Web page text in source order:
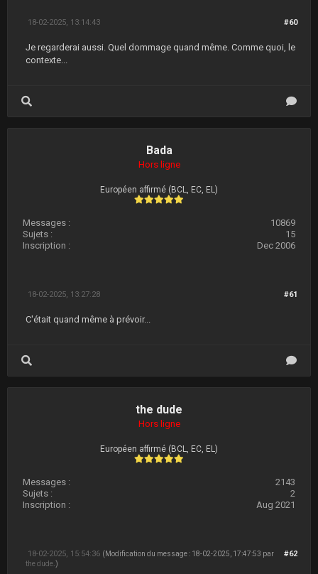
#60
18-02-2025, 13:14:43
Je regarderai aussi. Quel dommage quand même. Comme quoi, le
contexte...
Bada
Hors ligne
Européen affirmé (BCL, EC, EL)
Messages :
10869
Sujets :
15
Inscription :
Dec 2006
#61
18-02-2025, 13:27:28
C'était quand même à prévoir...
the dude
Hors ligne
Européen affirmé (BCL, EC, EL)
Messages :
2143
Sujets :
2
Inscription :
Aug 2021
#62
18-02-2025, 15:54:36 (Modification du message : 18-02-2025, 17:47:53 par
the dude .)